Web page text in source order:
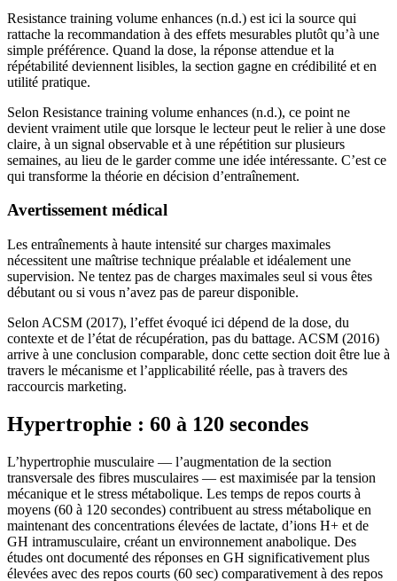
Resistance training volume enhances (n.d.) est ici la source qui
rattache la recommandation à des effets mesurables plutôt qu’à une
simple préférence. Quand la dose, la réponse attendue et la
répétabilité deviennent lisibles, la section gagne en crédibilité et en
utilité pratique.
Selon Resistance training volume enhances (n.d.), ce point ne
devient vraiment utile que lorsque le lecteur peut le relier à une dose
claire, à un signal observable et à une répétition sur plusieurs
semaines, au lieu de le garder comme une idée intéressante. C’est ce
qui transforme la théorie en décision d’entraînement.
Avertissement médical
Les entraînements à haute intensité sur charges maximales
nécessitent une maîtrise technique préalable et idéalement une
supervision. Ne tentez pas de charges maximales seul si vous êtes
débutant ou si vous n’avez pas de pareur disponible.
Selon ACSM (2017), l’effet évoqué ici dépend de la dose, du
contexte et de l’état de récupération, pas du battage. ACSM (2016)
arrive à une conclusion comparable, donc cette section doit être lue à
travers le mécanisme et l’applicabilité réelle, pas à travers des
raccourcis marketing.
Hypertrophie : 60 à 120 secondes
L’hypertrophie musculaire — l’augmentation de la section
transversale des fibres musculaires — est maximisée par la tension
mécanique et le stress métabolique. Les temps de repos courts à
moyens (60 à 120 secondes) contribuent au stress métabolique en
maintenant des concentrations élevées de lactate, d’ions H+ et de
GH intramusculaire, créant un environnement anabolique. Des
études ont documenté des réponses en GH significativement plus
élevées avec des repos courts (60 sec) comparativement à des repos